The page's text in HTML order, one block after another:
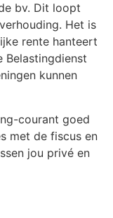
bv. Dit loopt
Het is
rente hanteert
Belastingdienst
kunnen
courant goed
met de fiscus en
jou privé en